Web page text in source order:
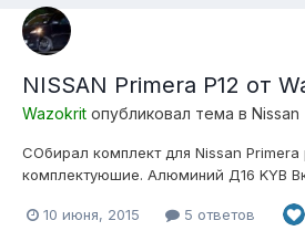
NISSAN Primera P12 от
Wazokrit опубликовал тема в Nissan
СОбирал комплект для Nissan Primera
комплектуюшие. Алюминий Д16 KYB
требованиям.Подушки сделанные
10 июня, 2015 5 ответов